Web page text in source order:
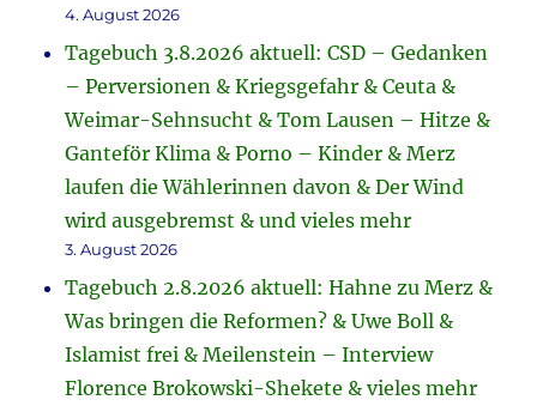
4. August 2026
Tagebuch 3.8.2026 aktuell: CSD – Gedanken
– Perversionen & Kriegsgefahr & Ceuta &
Weimar-Sehnsucht & Tom Lausen – Hitze &
Ganteför Klima & Porno – Kinder & Merz
laufen die Wählerinnen davon & Der Wind
wird ausgebremst & und vieles mehr
3. August 2026
Tagebuch 2.8.2026 aktuell: Hahne zu Merz &
Was bringen die Reformen? & Uwe Boll &
Islamist frei & Meilenstein – Interview
Florence Brokowski-Shekete & vieles mehr